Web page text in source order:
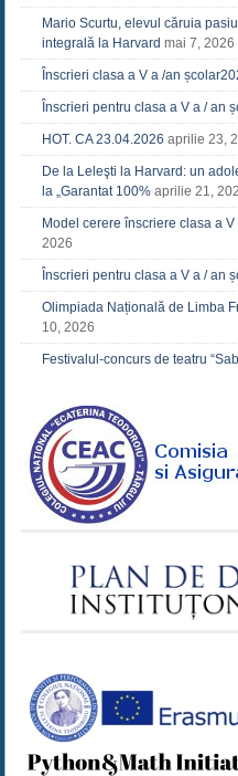
Mario Scurtu, elevul căruia
integrală la Harvard mai 7, 2026
Înscrieri clasa a V a /an
Înscrieri pentru clasa a V a / an
HOT. CA 23.04.2026 aprilie 23,
De la Leleşti la Harvard: un
la „Garantat 100% aprilie 21,
Model cerere înscriere clasa a
2026
Înscrieri pentru clasa a V a / an
Olimpiada Națională de Limba
10, 2026
Festivalul-concurs de teatru